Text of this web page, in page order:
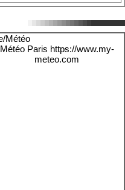
Météo Paris https://www.my-
meteo.com